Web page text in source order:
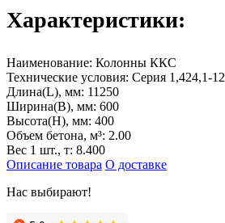
Характеристики:
Наименование: Колонны ККС
Технические условия: Серия 1,424,1-12
Длина(L), мм: 11250
Ширина(B), мм: 600
Высота(H), мм: 400
Объем бетона, м³: 2.00
Вес 1 шт., т: 8.400
Описание товара О доставке
Нас выбирают!